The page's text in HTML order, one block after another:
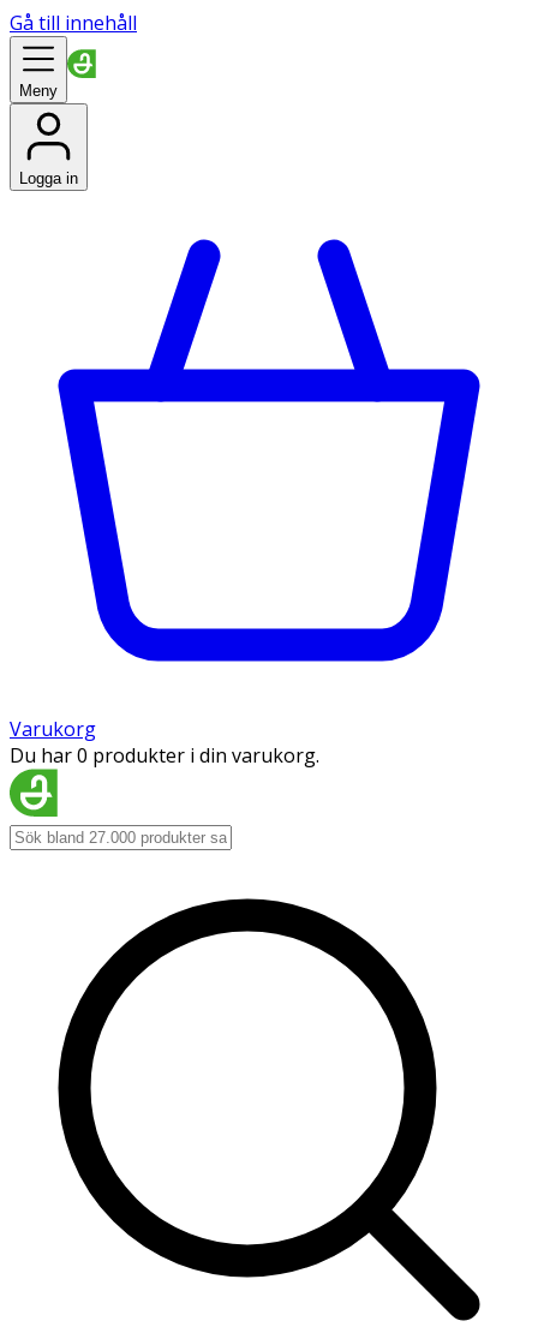
Gå till innehåll
Meny
Logga in
Varukorg
Du har 0 produkter i din varukorg.